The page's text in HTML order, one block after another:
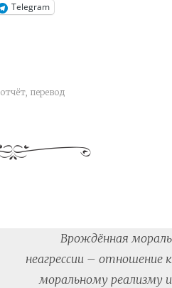
Telegram
отчёт перевод
Врождённая мораль
неагрессии – отношение к
моральному реализму и